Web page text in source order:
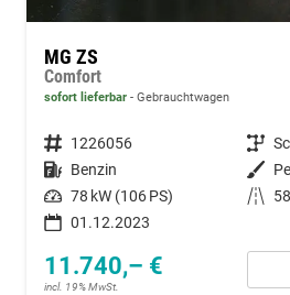
MG ZS
Comfort
sofort lieferbar Gebrauchtwagen
Fahrzeugnummer 1226056 Getriebe
Kraftstoff Benzin Außenfarbe
Leistung 78 kW (106 PS) Kilometerstand
01.12.2023
11.740,– €
incl. 19% MwSt.